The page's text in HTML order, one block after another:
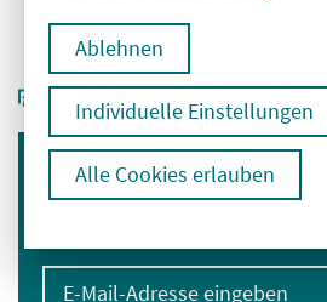
Ablehnen
Individuelle Einstellungen
Alle Cookies erlauben
Immer informiert bleiben
E-Mail-Adresse eingeben